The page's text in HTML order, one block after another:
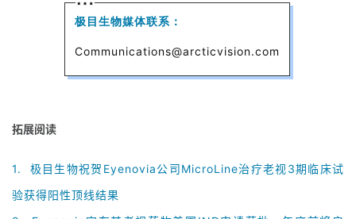
活
B
D
极目生物媒体联系：
Communications@arcticvision.com
拓展阅读
1. 极目生物祝贺Eyenovia公司MicroLine治疗老视3期临床试
验获得阳性顶线结果